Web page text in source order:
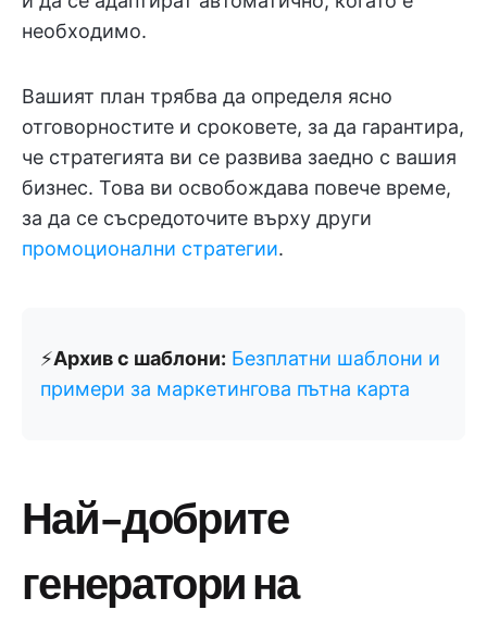
необходимо.
Вашият план трябва да определя ясно
отговорностите и сроковете, за да гарантира,
че стратегията ви се развива заедно с вашия
бизнес. Това ви освобождава повече време,
за да се съсредоточите върху други
промоционални стратегии.
⚡️Архив с шаблони: Безплатни шаблони и
примери за маркетингова пътна карта
Най-добрите
генератори на